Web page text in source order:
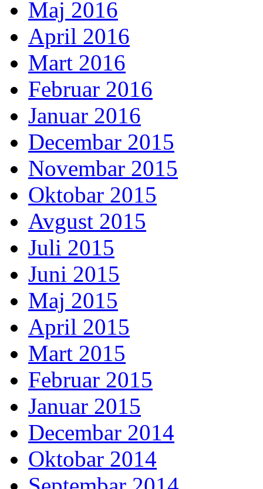
Maj 2016
April 2016
Mart 2016
Februar 2016
Januar 2016
Decembar 2015
Novembar 2015
Oktobar 2015
Avgust 2015
Juli 2015
Juni 2015
Maj 2015
April 2015
Mart 2015
Februar 2015
Januar 2015
Decembar 2014
Oktobar 2014